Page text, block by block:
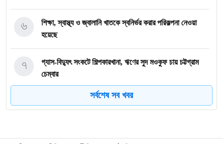
শিক্ষা, স্বাস্থ্য ও জ্বালানি খাতকে স্বনির্ভর করার পরিকল্পনা নেওয়া
হয়েছে
৬
গ্যাস-বিদ্যুৎ সংকটে শিল্পকারখানা, ঋণের সুদ মওকুফ চায় চট্টগ্রাম
চেম্বার
৭
৮
২০৩০ বিশ্বকাপে ব্রাজিলের ভাগ্য বদলে দিতে পারেন এই ১০ তরুণ
সর্বশেষ সব খবর